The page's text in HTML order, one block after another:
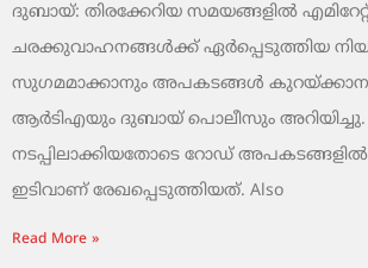
ദുബായ്: തിരക്കേറിയ സമയങ്ങളിൽ
ചരക്കുവാഹനങ്ങൾക്ക് ഏർപ്പെടുത്തിയ
സുഗമമാക്കാനും അപകടങ്ങൾ
ആർടിഎയും ദുബായ് പൊലീസും അറിയിച്ചു.
നടപ്പിലാക്കിയതോടെ റോഡ്
ഇടിവാണ് രേഖപ്പെടുത്തിയത്. Also
Read More »